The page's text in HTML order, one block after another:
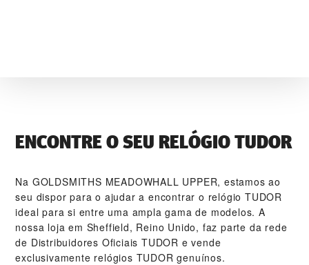
ENCONTRE O SEU RELÓGIO TUDOR
Na ‭GOLDSMITHS MEADOWHALL UPPER‬, estamos ao
seu dispor para o ajudar a encontrar o relógio TUDOR
ideal para si entre uma ampla gama de modelos. A
nossa loja em Sheffield, Reino Unido, faz parte da rede
de Distribuidores Oficiais TUDOR e vende
exclusivamente relógios TUDOR genuínos.